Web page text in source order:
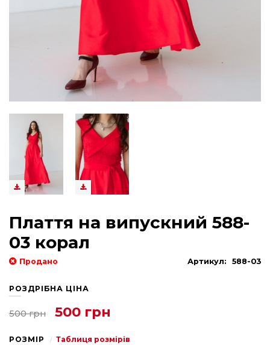
Плаття на випускний 588-
03 корал
Продано Артикул: 588-03
РОЗДРІБНА ЦІНА
500 грн 500 грн
РОЗМІР Таблиця розмірів